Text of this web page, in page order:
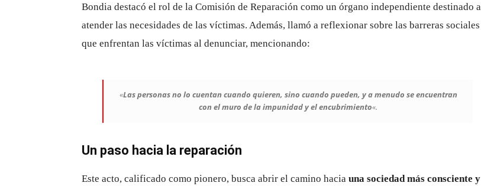
Bondia destacó el rol de la Comisión de Reparación como un órgano independiente destinado a
atender las necesidades de las víctimas. Además, llamó a reflexionar sobre las barreras sociales
que enfrentan las víctimas al denunciar, mencionando:
«Las personas no lo cuentan cuando quieren, sino cuando pueden, y a menudo se encuentran
con el muro de la impunidad y el encubrimiento«.
Un paso hacia la reparación
Este acto, calificado como pionero, busca abrir el camino hacia una sociedad más consciente y